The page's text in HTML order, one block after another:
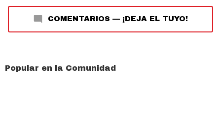
COMENTARIOS — ¡DEJA EL TUYO!
Popular en la Comunidad